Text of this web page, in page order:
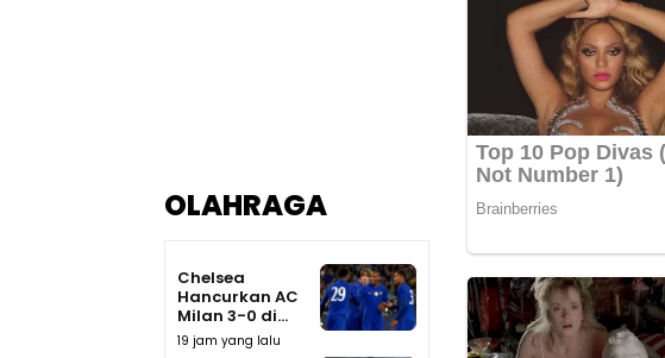
OLAHRAGA
Chelsea
Hancurkan AC
Milan 3-0 di...
19 jam yang lalu